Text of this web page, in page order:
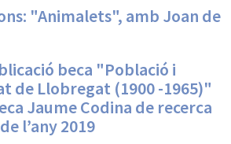
"Animalets", amb Joan de
beca "Població i
de Llobregat (1900 -1965)"
Jaume Codina de recerca
l’any 2019